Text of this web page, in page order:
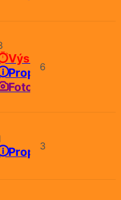
Výsledky
Propozice
Fotografie
6
Propozice
3